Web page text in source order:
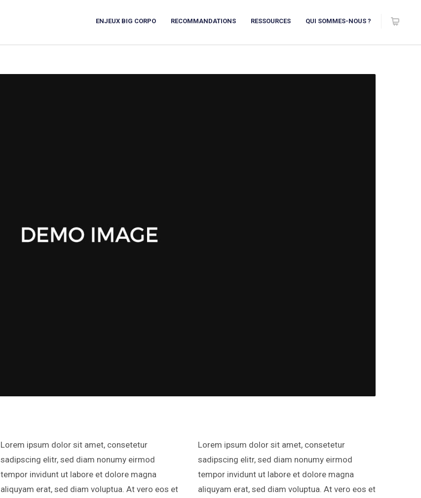
ENJEUX BIG CORPO RECOMMANDATIONS RESSOURCES QUI SOMMES-NOUS ?
Lorem ipsum dolor sit amet, consetetur
sadipscing elitr, sed diam nonumy eirmod
tempor invidunt ut labore et dolore magna
aliquyam erat, sed diam voluptua. At vero eos et
Lorem ipsum dolor sit amet, consetetur
sadipscing elitr, sed diam nonumy eirmod
tempor invidunt ut labore et dolore magna
aliquyam erat, sed diam voluptua. At vero eos et